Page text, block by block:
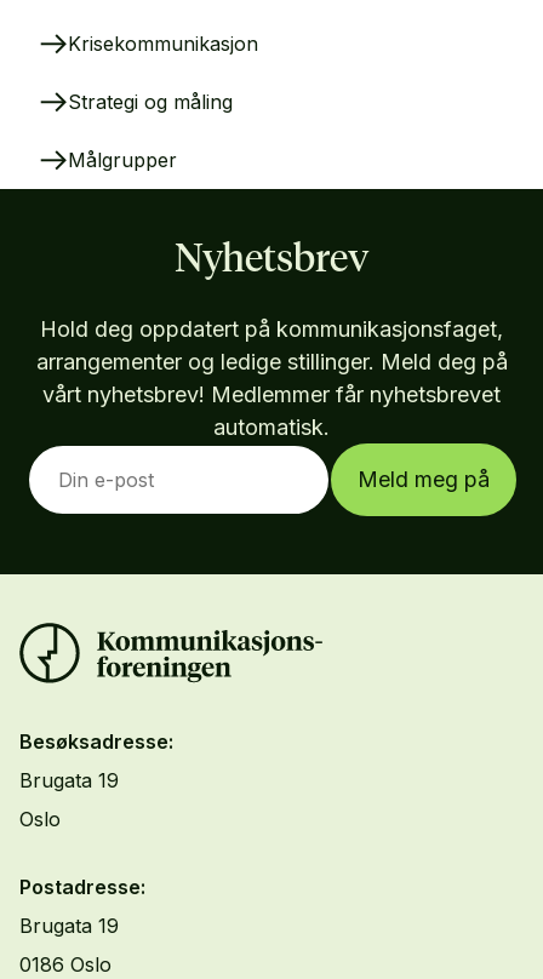
Krisekommunikasjon
Strategi og måling
Målgrupper
Nyhetsbrev
Hold deg oppdatert på kommunikasjonsfaget,
arrangementer og ledige stillinger. Meld deg på
vårt nyhetsbrev! Medlemmer får nyhetsbrevet
automatisk.
Meld meg på
Besøksadresse:
Brugata 19
Oslo
Postadresse:
Brugata 19
0186 Oslo